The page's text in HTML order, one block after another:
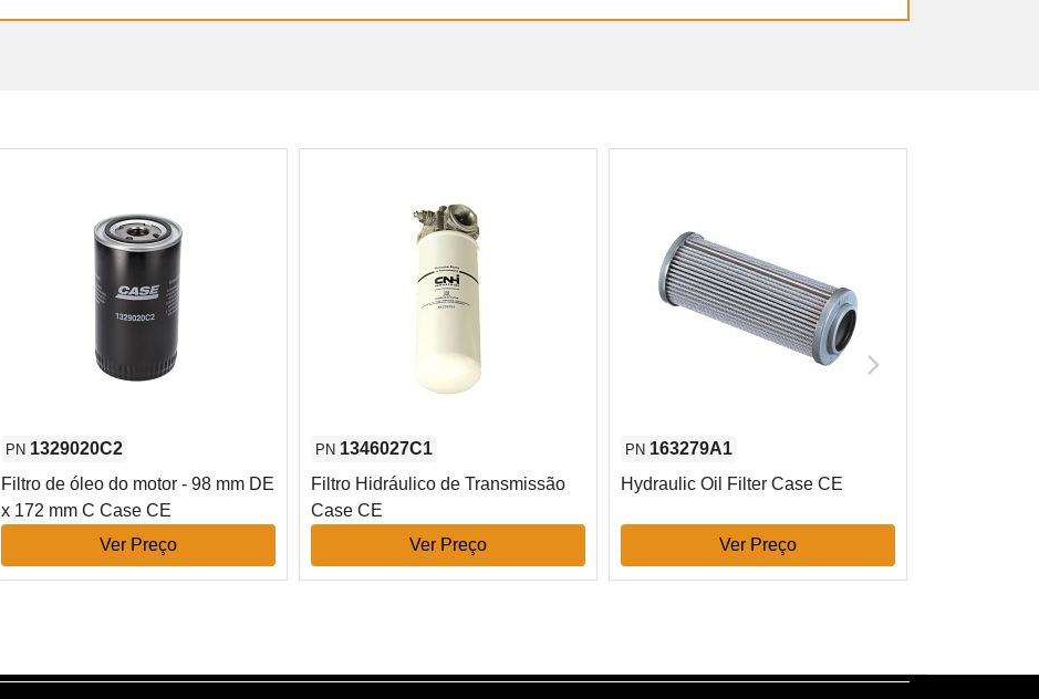
PN 1329020C2
Filtro de óleo do motor - 98 mm DE
x 172 mm C Case CE
Ver Preço
PN 1346027C1
Filtro Hidráulico de Transmissão
Case CE
Ver Preço
PN 163279A1
Hydraulic Oil Filter Case CE
Ver Preço